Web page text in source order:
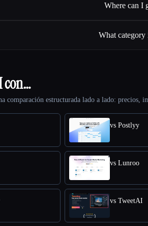
Where can I
What
con…
comparación estructurada lado a lado: precios,
vs Postlyy
vs Lunroo
vs TweetAI